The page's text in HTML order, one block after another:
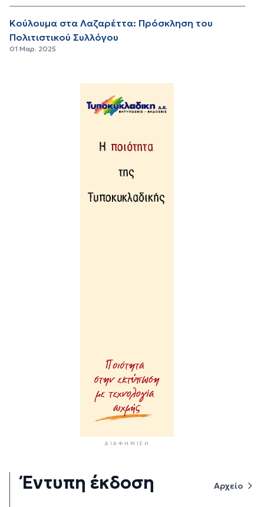
Κούλουμα στα Λαζαρέττα: Πρόσκληση του
Πολιτιστικού Συλλόγου
01 Μαρ. 2025
ΔΙΑΦΉΜΙΣΗ
Έντυπη έκδοση Αρχείο